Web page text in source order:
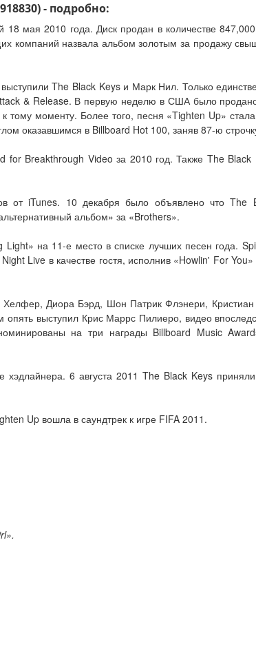
- подробно:
мая 2010 года. Диск продан в количестве
компаний назвала альбом золотым за продажу
The Black Keys и Марк Нил. Только
& Release. В первую неделю в США было
тому моменту. Более того, песня «Tighten Up»
оказавшимся в Billboard Hot 100, заняв 87-ю
for Breakthrough Video за 2010 год. Также The
от iTunes. 10 декабря было объявлено что The
альбом» за «Brothers».
на 11-е место в списке лучших песен года.
Live в качестве гостя, исполнив «Howlin' For
Диора Бэрд, Шон Патрик Флэнери, Кристиан
выступил Крис Маррс Пилиеро, видео
на три награды Billboard Music
6 августа 2011 The Black Keys
Up вошла в саундтрек к игре FIFA 2011.